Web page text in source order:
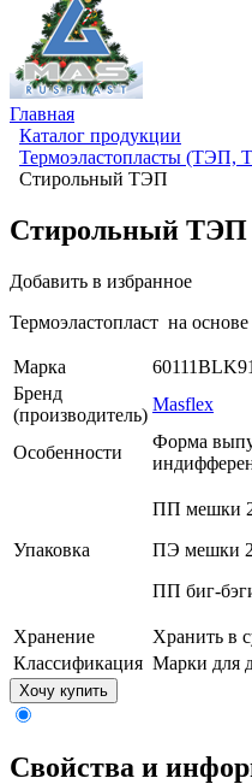
Главная
Каталог продукции
Термоэластопласты (ТЭП,
Стирольный ТЭП
Стирольный ТЭП
Добавить в избранное
Термоэластопласт на
Марка
Бренд
(производитель)
Masflex
Особенности
Форма
Упаковка
ПП мешки
ПЭ мешки
ПП биг-
Хранение
Хранить в
Классификация Марки для
Хочу купить
Свойства и